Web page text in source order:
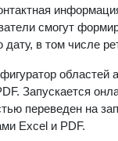
смогут
в том числе
Запускается
переведен на
Excel и PDF.